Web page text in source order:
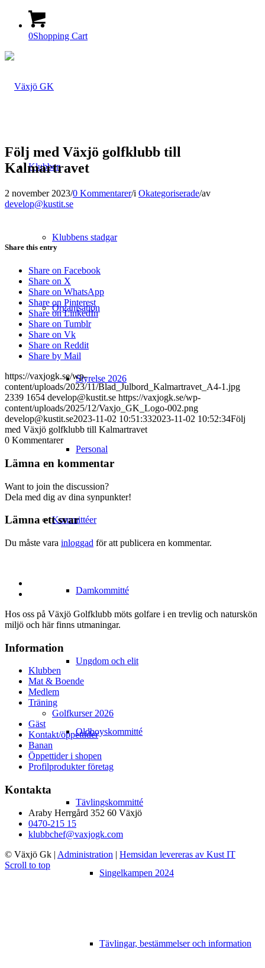
0Shopping Cart
Klubben
Klubbens stadgar
Organisation
Styrelse 2026
Personal
Kommittéer
Damkommitté
Ungdom och elit
Oldboyskommitté
Tävlingskommitté
Singelkampen 2024
Tävlingar, bestämmelser och information
Följ med Växjö golfklubb till
Kalmartravet
2 november 2023/0 Kommentarer/i Okategoriserade/av
develop@kustit.se
Share this entry
Share on Facebook
Share on X
Share on WhatsApp
Share on Pinterest
Share on LinkedIn
Share on Tumblr
Share on Vk
Share on Reddit
Share by Mail
https://vaxjogk.se/wp-
content/uploads/2023/11/Blad_Julbord_Kalmartravet_A4-1.jpg
2339 1654 develop@kustit.se https://vaxjogk.se/wp-
content/uploads/2025/12/Vaxjo_GK_Logo-002.png
develop@kustit.se2023-11-02 10:51:332023-11-02 10:52:34Följ
med Växjö golfklubb till Kalmartravet
0 Kommentarer
Lämna en kommentar
Want to join the discussion?
Dela med dig av dina synpunkter!
Lämna ett svar
Du måste vara inloggad för att publicera en kommentar.
Hos oss på Växjö Golfklubb möts golfare i en trevlig och naturskön
miljö och här finns utmaningar.
Information
Klubben
Mat & Boende
Medlem
Träning
Golfkurser 2026
Gäst
Kontakt/öppettider
Banan
Öppettider i shopen
Profilprodukter företag
Kontakta
Araby Herrgård 352 60 Växjö
0470-215 15
klubbchef@vaxjogk.com
© Växjö Gk | Administration | Hemsidan levereras av Kust IT
Scroll to top